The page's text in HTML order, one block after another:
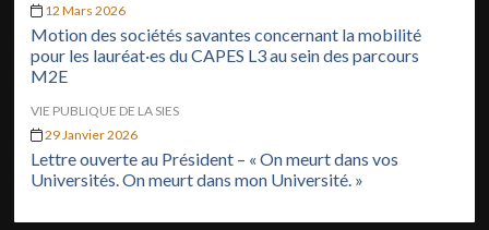
12 Mars 2026
Motion des sociétés savantes concernant la mobilité
pour les lauréat·es du CAPES L3 au sein des parcours
M2E
VIE PUBLIQUE DE LA SIES
29 Janvier 2026
Lettre ouverte au Président – « On meurt dans vos
Universités. On meurt dans mon Université. »